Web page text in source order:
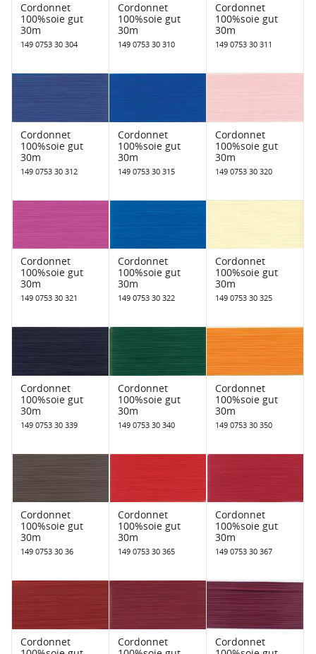
Cordonnet
100%soie gut
30m
149 0753 30 304
Cordonnet
100%soie gut
30m
149 0753 30 310
Cordonnet
100%soie gut
30m
149 0753 30 311
Cordonnet
100%soie gut
30m
149 0753 30 312
Cordonnet
100%soie gut
30m
149 0753 30 315
Cordonnet
100%soie gut
30m
149 0753 30 320
Cordonnet
100%soie gut
30m
149 0753 30 321
Cordonnet
100%soie gut
30m
149 0753 30 322
Cordonnet
100%soie gut
30m
149 0753 30 325
Cordonnet
100%soie gut
30m
149 0753 30 339
Cordonnet
100%soie gut
30m
149 0753 30 340
Cordonnet
100%soie gut
30m
149 0753 30 350
Cordonnet
100%soie gut
30m
149 0753 30 36
Cordonnet
100%soie gut
30m
149 0753 30 365
Cordonnet
100%soie gut
30m
149 0753 30 367
Cordonnet
Cordonnet
Cordonnet